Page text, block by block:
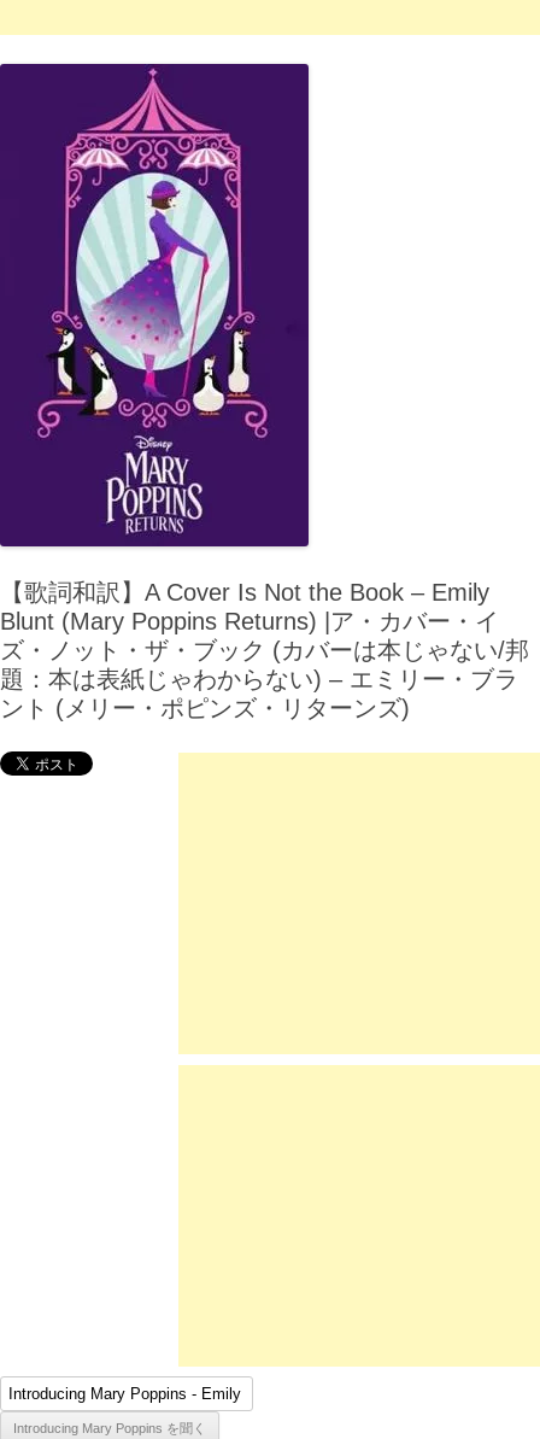
【歌詞和訳】A Cover Is Not the Book – Emily
Blunt (Mary Poppins Returns) |ア・カバー・イ
ズ・ノット・ザ・ブック (カバーは本じゃない/邦
題：本は表紙じゃわからない) – エミリー・ブラ
ント (メリー・ポピンズ・リターンズ)